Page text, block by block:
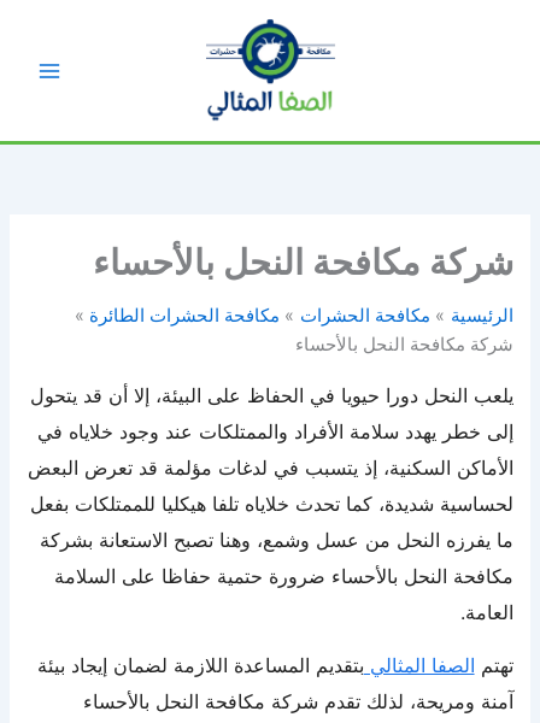
شركة مكافحة النحل بالأحساء
الرئيسية مكافحة الحشرات
مكافحة الحشرات الطائرة
شركة مكافحة النحل بالأحساء
يلعب النحل دورا حيويا في الحفاظ على البيئة، إلا أن قد يتحول
إلى خطر يهدد سلامة الأفراد والممتلكات عند وجود خلاياه في
الأماكن السكنية، إذ يتسبب في لدغات مؤلمة قد تعرض البعض
لحساسية شديدة، كما تحدث خلاياه تلفا هيكليا للممتلكات بفعل
ما يفرزه النحل من عسل وشمع، وهنا تصبح الاستعانة بشركة
مكافحة النحل بالأحساء ضرورة حتمية حفاظا على السلامة
العامة.
تهتم الصفا المثالي بتقديم المساعدة اللازمة لضمان إيجاد بيئة
آمنة ومريحة، لذلك تقدم شركة مكافحة النحل بالأحساء